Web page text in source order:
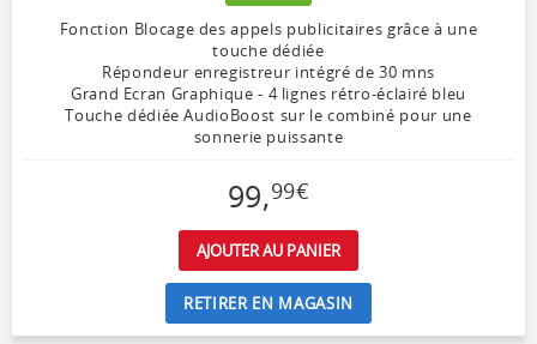
Fonction Blocage des appels publicitaires grâce à une
touche dédiée
Répondeur enregistreur intégré de 30 mns
Grand Ecran Graphique - 4 lignes rétro-éclairé bleu
Touche dédiée AudioBoost sur le combiné pour une
sonnerie puissante
99,99€
AJOUTER AU PANIER
RETIRER EN MAGASIN